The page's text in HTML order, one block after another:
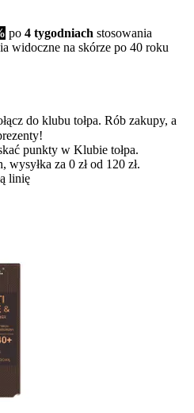
po 4 tygodniach stosowania
widoczne na skórze po 40 roku
do klubu tołpa. Rób zakupy, a
punkty w Klubie tołpa.
za 0 zł od 120 zł.
linię